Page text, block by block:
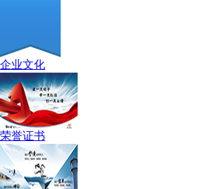
企业文化
荣誉证书